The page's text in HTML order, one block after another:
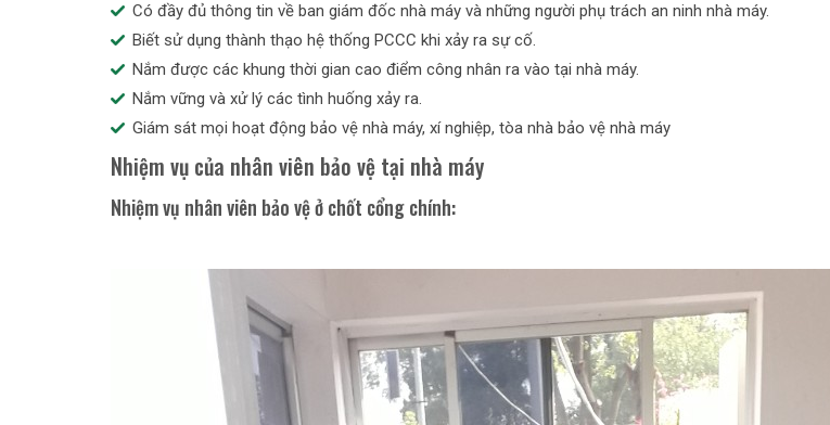
Có đầy đủ thông tin về ban giám đốc nhà máy và những người phụ trách an ninh nhà máy.
Biết sử dụng thành thạo hệ thống PCCC khi xảy ra sự cố.
Nắm được các khung thời gian cao điểm công nhân ra vào tại nhà máy.
Nắm vững và xử lý các tình huống xảy ra.
Giám sát mọi hoạt động bảo vệ nhà máy, xí nghiệp, tòa nhà bảo vệ nhà máy
Nhiệm vụ của nhân viên bảo vệ tại nhà máy
Nhiệm vụ nhân viên bảo vệ ở chốt cổng chính: